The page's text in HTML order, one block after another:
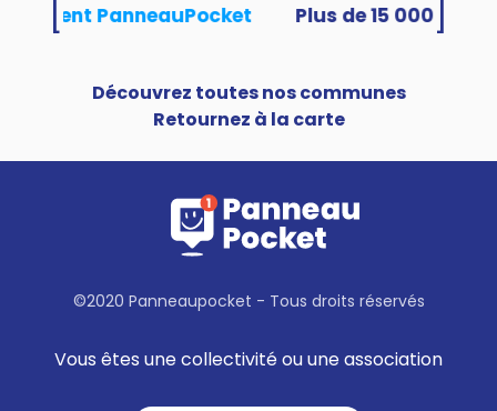
PanneauPocket
Découvrez toutes nos communes
Retournez à la carte
©2020 Panneaupocket - Tous droits réservés
Vous êtes une collectivité ou une association